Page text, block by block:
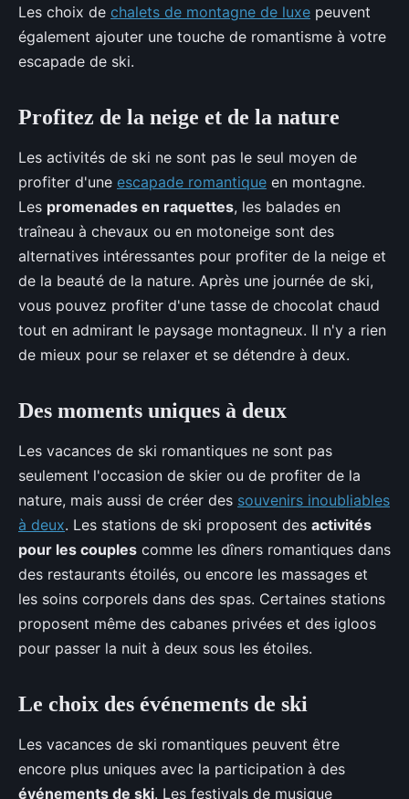
Les choix de chalets de montagne de luxe peuvent
également ajouter une touche de romantisme à votre
escapade de ski.
Profitez de la neige et de la nature
Les activités de ski ne sont pas le seul moyen de
profiter d'une escapade romantique en montagne.
Les promenades en raquettes, les balades en
traîneau à chevaux ou en motoneige sont des
alternatives intéressantes pour profiter de la neige et
de la beauté de la nature. Après une journée de ski,
vous pouvez profiter d'une tasse de chocolat chaud
tout en admirant le paysage montagneux. Il n'y a rien
de mieux pour se relaxer et se détendre à deux.
Des moments uniques à deux
Les vacances de ski romantiques ne sont pas
seulement l'occasion de skier ou de profiter de la
nature, mais aussi de créer des souvenirs inoubliables
à deux. Les stations de ski proposent des activités
pour les couples comme les dîners romantiques dans
des restaurants étoilés, ou encore les massages et
les soins corporels dans des spas. Certaines stations
proposent même des cabanes privées et des igloos
pour passer la nuit à deux sous les étoiles.
Le choix des événements de ski
Les vacances de ski romantiques peuvent être
encore plus uniques avec la participation à des
événements de ski. Les festivals de musique